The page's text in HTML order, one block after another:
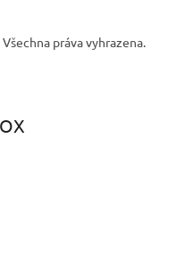
Všechna práva vyhrazena.